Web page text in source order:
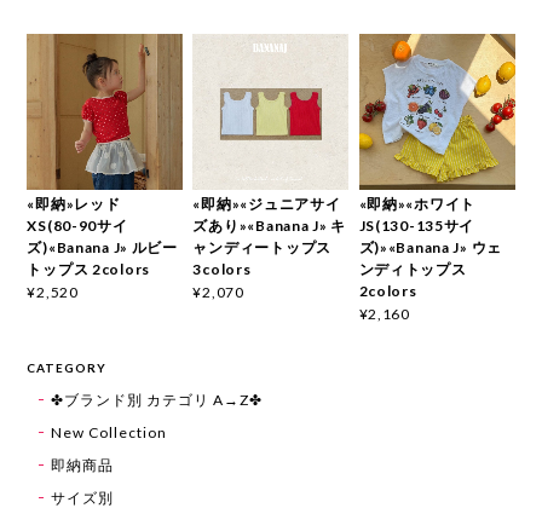
«即納»レッド
XS(80-90サイ
ズ)«Banana J» ルビー
トップス 2colors
¥2,520
«即納»«ジュニアサイ
ズあり»«Banana J» キ
ャンディートップス
3colors
¥2,070
«即納»«ホワイト
JS(130-135サイ
ズ)»«Banana J» ウェ
ンディトップス
2colors
¥2,160
CATEGORY
✤ブランド別 カテゴリ A→Z✤
New Collection
即納商品
サイズ別